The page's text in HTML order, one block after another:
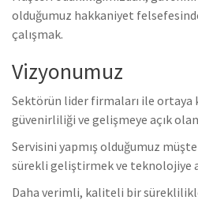
olduğumuz hakkaniyet
çalışmak.
Vizyonumuz
Sektörün lider firmaları ile ortaya
güvenirliliği ve gelişmeye açık olan
Servisini yapmış olduğumuz
sürekli geliştirmek ve teknolojiye
Daha verimli, kaliteli bir süreklilikle